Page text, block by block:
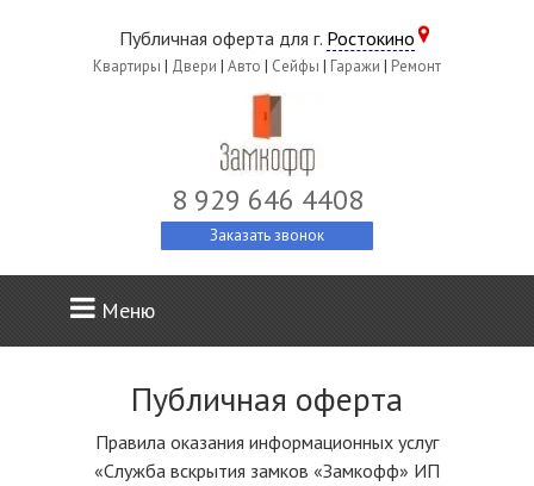
Публичная оферта для г. Ростокино
Квартиры | Двери | Авто | Сейфы | Гаражи | Ремонт
8 929 646 4408
Заказать звонок
Меню
Публичная оферта
Правила оказания информационных услуг
«Служба вскрытия замков «Замкофф» ИП